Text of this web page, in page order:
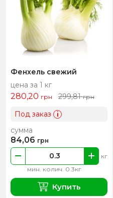
Фенхель свежий
цена за 1 кг
280,20 грн 299,81грн
Под заказ i
мин. колич. 0.3кг
кг
сумма
84,06 грн
Купить